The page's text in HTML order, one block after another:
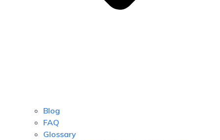
Blog
FAQ
Glossary